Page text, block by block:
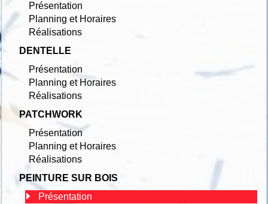
Présentation
Planning et Horaires
Réalisations
DENTELLE
Présentation
Planning et Horaires
Réalisations
PATCHWORK
Présentation
Planning et Horaires
Réalisations
PEINTURE SUR BOIS
Présentation